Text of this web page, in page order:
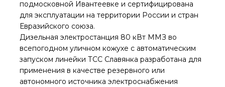
подмосковной Ивантеевке и сертифицирована
для эксплуатации на территории России и стран
Евразийского союза.
Дизельная электростанция 80 кВт ММЗ во
всепогодном уличном кожухе с автоматическим
запуском линейки ТСС Славянка разработана для
применения в качестве резервного или
автономного источника электроснабжения